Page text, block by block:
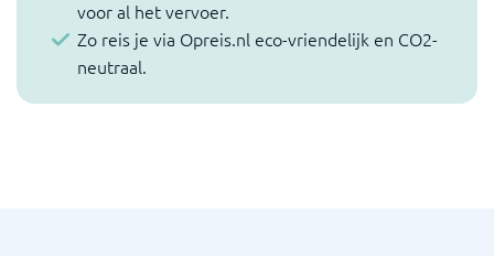
voor al het vervoer.
Zo reis je via Opreis.nl eco-vriendelijk en CO2-
neutraal.